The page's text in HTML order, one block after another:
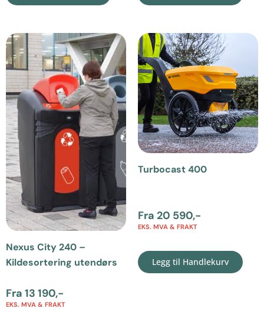
Nexus City 240 –
Kildesortering utendørs
Fra 13 190,-
EKS. MVA & FRAKT
Turbocast 400
Fra 20 590,-
EKS. MVA & FRAKT
Legg til Handlekurv